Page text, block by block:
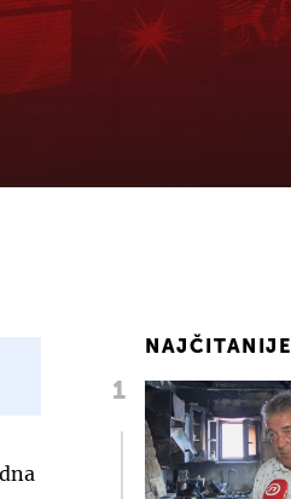
NAJČITANIJE